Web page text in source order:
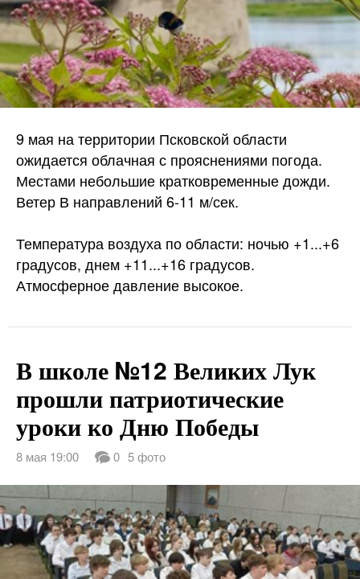
9 мая на территории Псковской области
ожидается облачная с прояснениями погода.
Местами небольшие кратковременные дожди.
Ветер В направлений 6-11 м/сек.
Температура воздуха по области: ночью +1...+6
градусов, днем +11...+16 градусов.
Атмосферное давление высокое.
В школе №12 Великих Лук
прошли патриотические
уроки ко Дню Победы
8 мая 19:00 0 5 фото